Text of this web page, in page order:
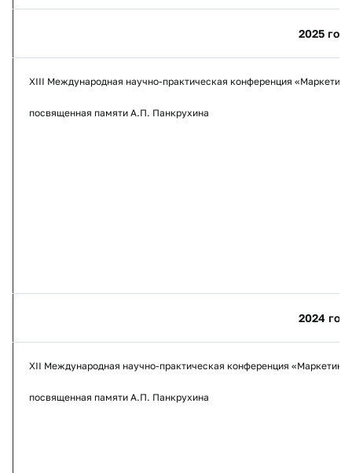
2025 год
XIII Международная научно-практическая конференция
посвященная памяти А.П. Панкрухина
2024 год
XII Международная научно-практическая конференция «Маркетинг
посвященная памяти А.П. Панкрухина